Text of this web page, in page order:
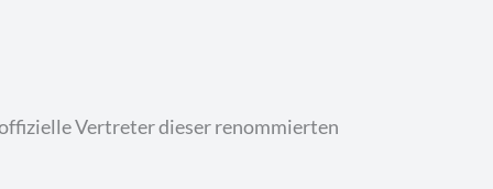
Vertreter dieser renommierten